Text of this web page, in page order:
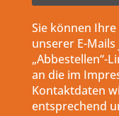
Sie können
unserer E-
„Abbestellen“-
an die im
Kontaktdaten
entsprechend